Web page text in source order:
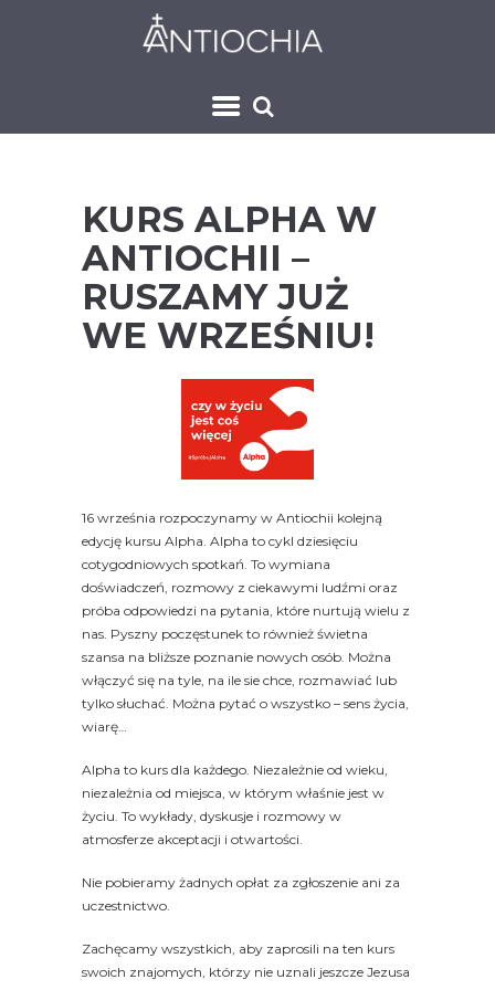
KURS ALPHA W
ANTIOCHII –
RUSZAMY JUŻ
WE WRZEŚNIU!
16 września rozpoczynamy w Antiochii kolejną
edycję kursu Alpha. Alpha to cykl dziesięciu
cotygodniowych spotkań. To wymiana
doświadczeń, rozmowy z ciekawymi ludźmi oraz
próba odpowiedzi na pytania, które nurtują wielu z
nas. Pyszny poczęstunek to również świetna
szansa na bliższe poznanie nowych osób. Można
włączyć się na tyle, na ile sie chce, rozmawiać lub
tylko słuchać. Można pytać o wszystko – sens życia,
wiarę…
Alpha to kurs dla każdego. Niezależnie od wieku,
niezależnia od miejsca, w którym właśnie jest w
życiu. To wykłady, dyskusje i rozmowy w
atmosferze akceptacji i otwartości.
Nie pobieramy żadnych opłat za zgłoszenie ani za
uczestnictwo.
Zachęcamy wszystkich, aby zaprosili na ten kurs
swoich znajomych, którzy nie uznali jeszcze Jezusa